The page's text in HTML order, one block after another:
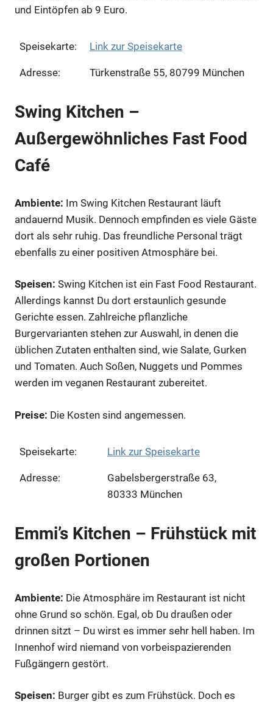
und Eintöpfen ab 9 Euro.
Speisekarte: Link zur Speisekarte
Adresse: Türkenstraße 55, 80799 München
Swing Kitchen –
Außergewöhnliches Fast Food
Café
Ambiente: Im Swing Kitchen Restaurant läuft
andauernd Musik. Dennoch empfinden es viele Gäste
dort als sehr ruhig. Das freundliche Personal trägt
ebenfalls zu einer positiven Atmosphäre bei.
Speisen: Swing Kitchen ist ein Fast Food Restaurant.
Allerdings kannst Du dort erstaunlich gesunde
Gerichte essen. Zahlreiche pflanzliche
Burgervarianten stehen zur Auswahl, in denen die
üblichen Zutaten enthalten sind, wie Salate, Gurken
und Tomaten. Auch Soßen, Nuggets und Pommes
werden im veganen Restaurant zubereitet.
Preise: Die Kosten sind angemessen.
Speisekarte: Link zur Speisekarte
Adresse:
Gabelsbergerstraße 63,
80333 München
Emmi’s Kitchen – Frühstück mit
großen Portionen
Ambiente: Die Atmosphäre im Restaurant ist nicht
ohne Grund so schön. Egal, ob Du draußen oder
drinnen sitzt – Du wirst es immer sehr hell haben. Im
Innenhof wird niemand von vorbeispazierenden
Fußgängern gestört.
Speisen: Burger gibt es zum Frühstück. Doch es